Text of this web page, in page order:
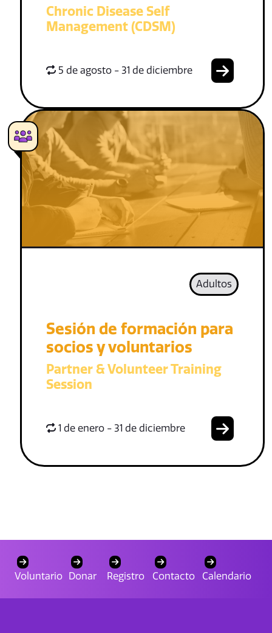
Chronic Disease Self
Management (CDSM)
5 de agosto - 31 de diciembre
Adultos
Sesión de formación para
socios y voluntarios
Partner & Volunteer Training
Session
1 de enero - 31 de diciembre
Voluntario Donar Registro Contacto Calendario